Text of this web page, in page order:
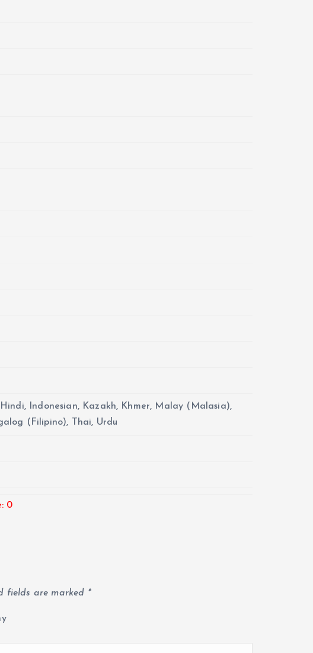
Indonesian, Kazakh, Khmer, Malay (Malasia),
(Filipino), Thai, Urdu
0
fields are marked *